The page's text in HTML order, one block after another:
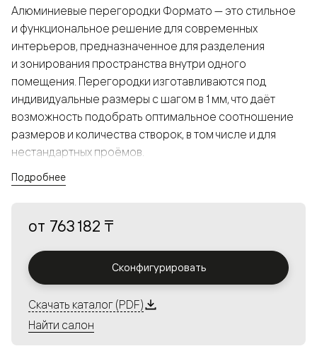
Алюминиевые перегородки Формато — это стильное
и функциональное решение для современных
интерьеров, предназначенное для разделения
и зонирования пространства внутри одного
помещения. Перегородки изготавливаются под
индивидуальные размеры с шагом в 1 мм, что даёт
возможность подобрать оптимальное соотношение
размеров и количества створок, в том числе и для
нестандартных проёмов.
а большой выбор вставок из стекла с различными
решения в интерьере и варьировать освещённость.
Алюминиевые перегородки имеют единый профиль
с алюминиевыми дверьми и легко сочетаются в одном
Подробнее
от 763 182 ₸
Сконфигурировать
Скачать каталог (PDF)
Найти салон